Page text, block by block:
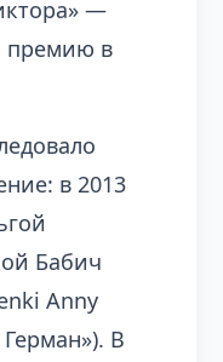
—
премию в
в 2013
Бабич
Anny
В